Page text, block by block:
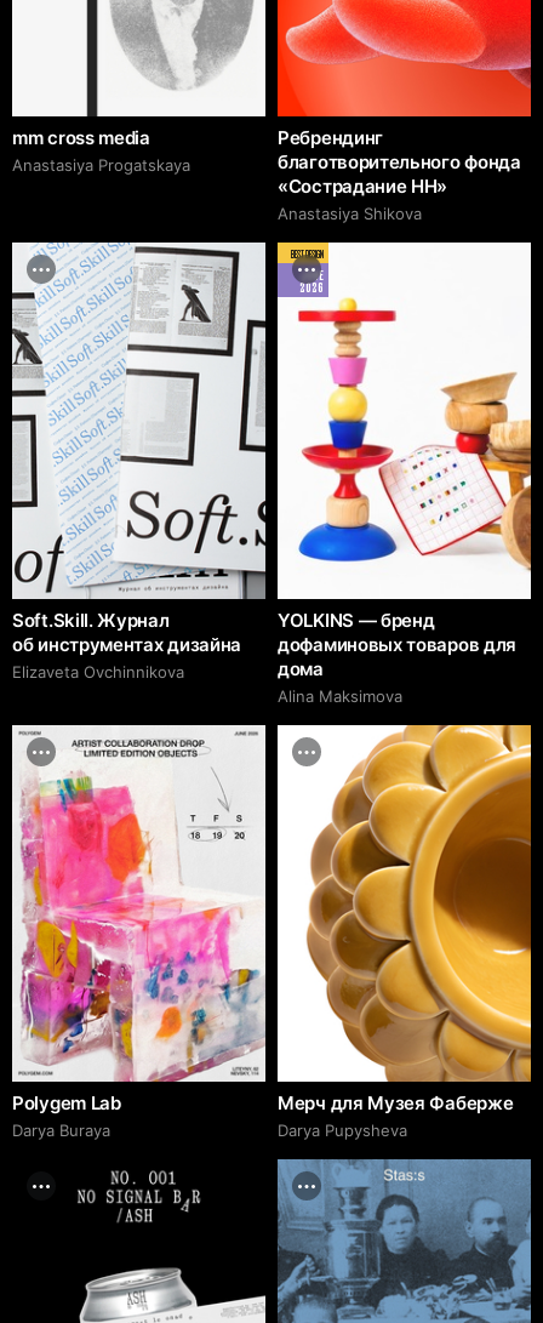
mm cross media
Anastasiya Progatskaya
Ребрендинг
благотворительного фонда
«Сострадание НН»
Anastasiya Shikova
Soft.Skill. Журнал
об инструментах дизайна
Elizaveta Ovchinnikova
BEST DESIGN
JUNE
2026
YOLKINS — бренд
дофаминовых товаров для
дома
Alina Maksimova
Polygem Lab
Darya Buraya
Мерч для Музея Фаберже
Darya Pupysheva